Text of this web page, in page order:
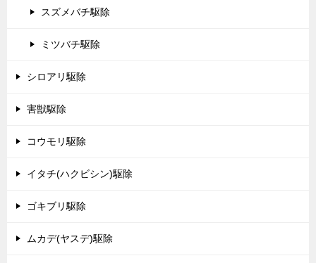
スズメバチ駆除
ミツバチ駆除
シロアリ駆除
害獣駆除
コウモリ駆除
イタチ(ハクビシン)駆除
ゴキブリ駆除
ムカデ(ヤスデ)駆除